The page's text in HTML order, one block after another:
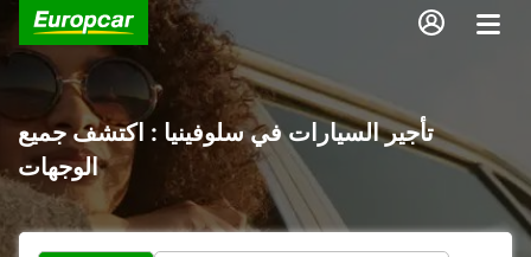
تأجير السيارات في سلوفينيا : اكتشف جميع
الوجهات